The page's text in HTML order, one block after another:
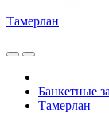
Тамерлан
Банкетные
Тамерлан